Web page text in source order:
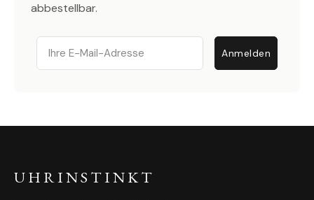
abbestellbar.
Email
Anmelden
UHRINSTINKT